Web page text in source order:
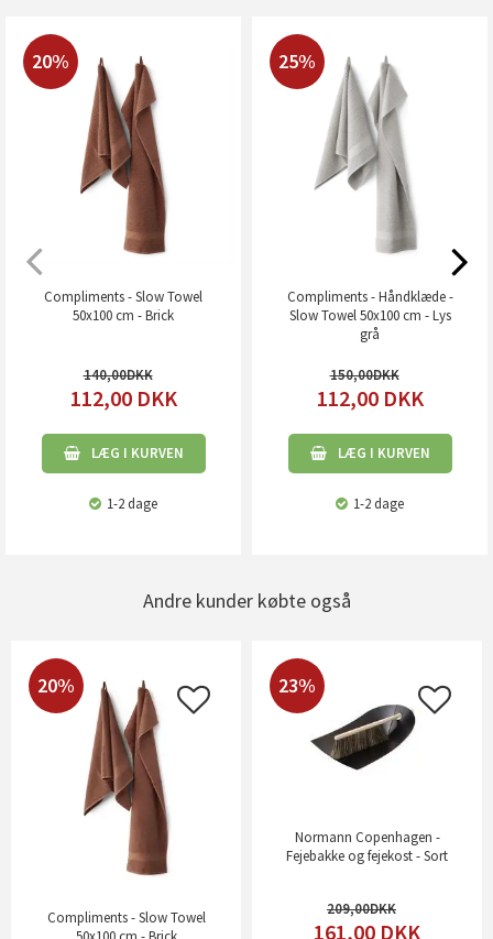
20%
Compliments - Slow Towel
50x100 cm - Brick
140,00
112,00 DKK
LÆG I KURVEN
1-2 dage
25%
Compliments - Håndklæde -
Slow Towel 50x100 cm - Lys
grå
150,00
112,00 DKK
LÆG I KURVEN
1-2 dage
Andre kunder købte også
20%
Compliments - Slow Towel
23%
Normann Copenhagen -
Fejebakke og fejekost - Sort
209,00
161,00 DKK